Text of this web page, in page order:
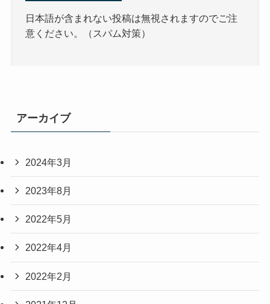
日本語が含まれない投稿は無視されますのでご注
意ください。（スパム対策）
アーカイブ
2024年3月
2023年8月
2022年5月
2022年4月
2022年2月